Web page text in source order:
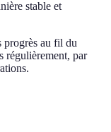
stable et
progrès au fil du
régulièrement, par